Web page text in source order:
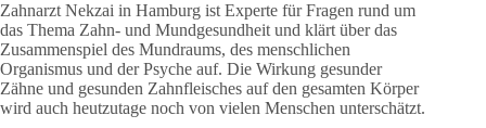
Zahnarzt Nekzai in Hamburg ist Experte für Fragen rund um
das Thema Zahn- und Mundgesundheit und klärt über das
Zusammenspiel des Mundraums, des menschlichen
Organismus und der Psyche auf. Die Wirkung gesunder
Zähne und gesunden Zahnfleisches auf den gesamten Körper
wird auch heutzutage noch von vielen Menschen unterschätzt.